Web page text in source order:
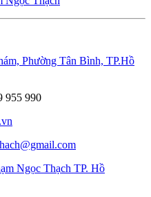
Phường Tân Bình, TP.Hồ
955 990
Ngọc Thạch TP. Hồ